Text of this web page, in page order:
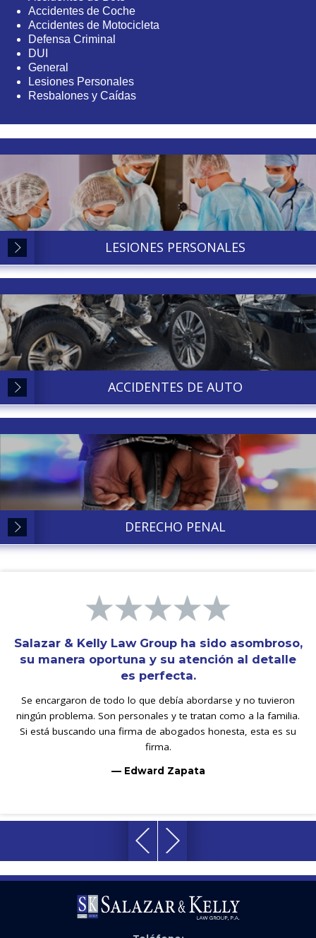
Accidentes de Coche
Accidentes de Motocicleta
Defensa Criminal
DUI
General
Lesiones Personales
Resbalones y Caídas
LESIONES PERSONALES
ACCIDENTES DE AUTO
DERECHO PENAL
Salazar & Kelly Law Group ha sido asombroso,
su manera oportuna y su atención al detalle
es perfecta.
Se encargaron de todo lo que debía abordarse y no tuvieron
ningún problema. Son personales y te tratan como a la familia.
Si está buscando una firma de abogados honesta, esta es su
firma.
— Edward Zapata